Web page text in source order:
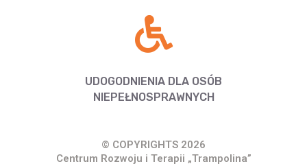
UDOGODNIENIA DLA OSÓB
NIEPEŁNOSPRAWNYCH
© COPYRIGHTS 2026
Centrum Rozwoju i Terapii „Trampolina”